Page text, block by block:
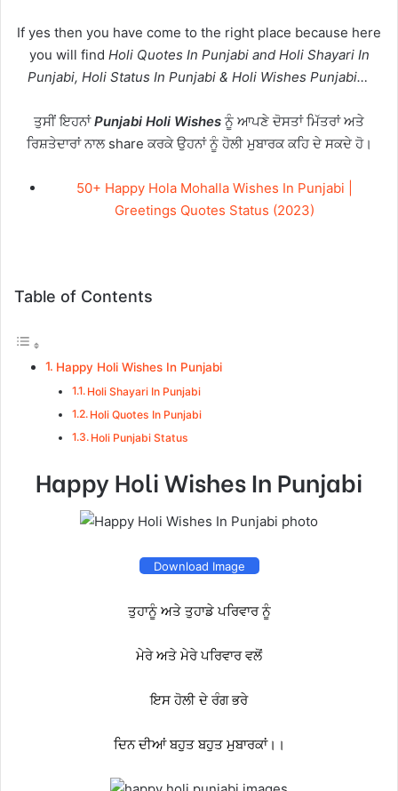
If yes then you have come to the right place because here
you will find Holi Quotes In Punjabi and Holi Shayari In
Punjabi, Holi Status In Punjabi & Holi Wishes Punjabi…
ਤੁਸੀਂ ਇਹਨਾਂPunjabi Holi Wishesਨੂੰ ਆਪਣੇ ਦੋਸਤਾਂ ਮਿੱਤਰਾਂ ਅਤੇ
ਰਿਸ਼ਤੇਦਾਰਾਂ ਨਾਲ share ਕਰਕੇ ਉਹਨਾਂ ਨੂੰ ਹੋਲੀ ਮੁਬਾਰਕ ਕਹਿ ਦੇ ਸਕਦੇ ਹੋ।
50+ Happy Hola Mohalla Wishes In Punjabi |
Greetings Quotes Status (2023)
Table of Contents
Happy Holi Wishes In Punjabi
Holi Shayari In Punjabi
Holi Quotes In Punjabi
Holi Punjabi Status
Happy Holi Wishes In Punjabi
Download Image
ਤੁਹਾਨੂੰ ਅਤੇ ਤੁਹਾਡੇ ਪਰਿਵਾਰ ਨੂੰ
ਮੇਰੇ ਅਤੇ ਮੇਰੇ ਪਰਿਵਾਰ ਵਲੋਂ
ਇਸ ਹੋਲੀ ਦੇ ਰੰਗ ਭਰੇ
ਦਿਨ ਦੀਆਂ ਬਹੁਤ ਬਹੁਤ ਮੁਬਾਰਕਾਂ।।